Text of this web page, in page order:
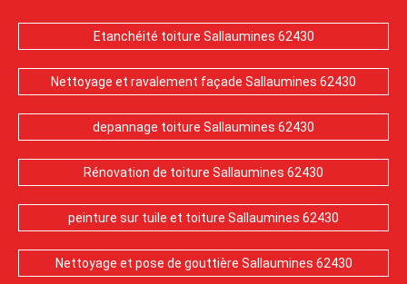
Etanchéité toiture Sallaumines 62430
Nettoyage et ravalement façade Sallaumines 62430
depannage toiture Sallaumines 62430
Rénovation de toiture Sallaumines 62430
peinture sur tuile et toiture Sallaumines 62430
Nettoyage et pose de gouttière Sallaumines 62430